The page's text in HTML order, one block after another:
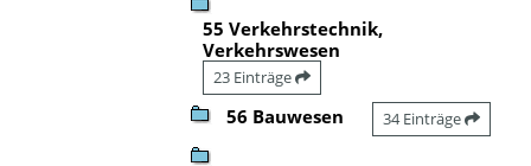
55 Verkehrstechnik,
Verkehrswesen
23 Einträge
56 Bauwesen 34 Einträge